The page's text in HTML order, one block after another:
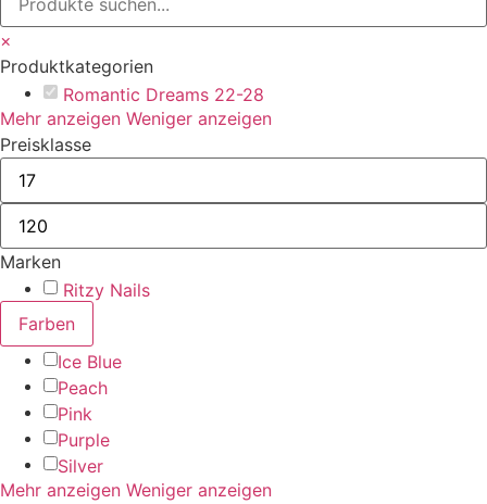
×
Produktkategorien
Romantic Dreams 22-28
Mehr anzeigen Weniger anzeigen
Preisklasse
Marken
Ritzy Nails
Farben
Ice Blue
Peach
Pink
Purple
Silver
Mehr anzeigen Weniger anzeigen